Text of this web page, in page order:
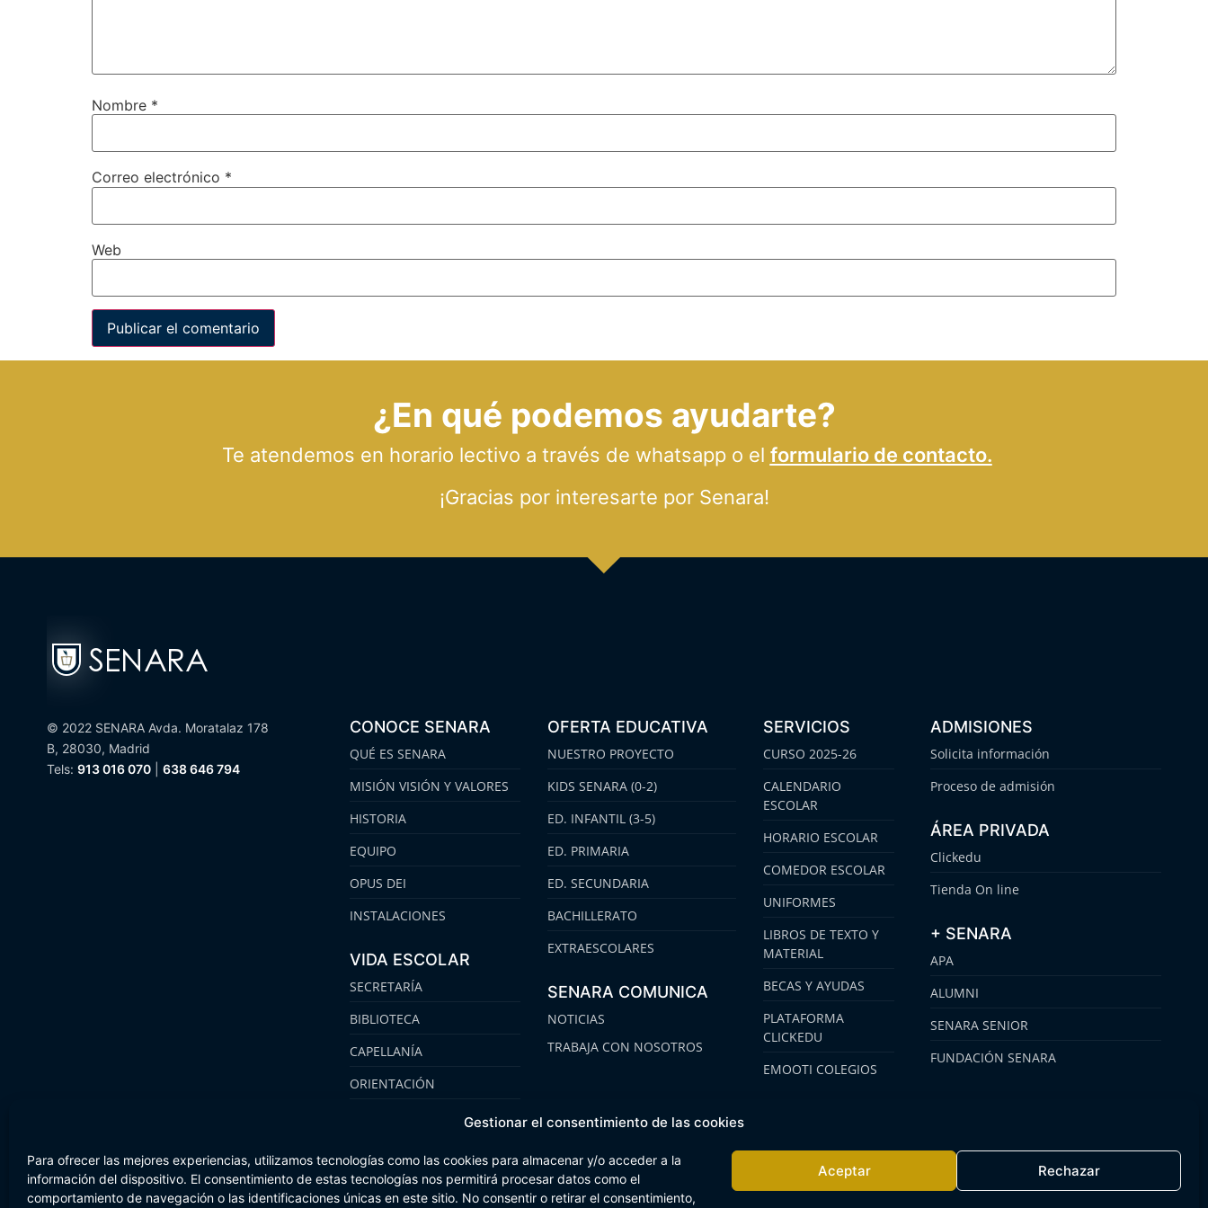
Gestionar el consentimiento de las cookies
Para ofrecer las mejores experiencias, utilizamos tecnologías como las cookies para almacenar y/o acceder a la
información del dispositivo. El consentimiento de estas tecnologías nos permitirá procesar datos como el
comportamiento de navegación o las identificaciones únicas en este sitio. No consentir o retirar el consentimiento,
Aceptar Rechazar
Nombre *
Correo electrónico *
Web
¿En qué podemos ayudarte?
Te atendemos en horario lectivo a través de whatsapp o el formulario de contacto.
¡Gracias por interesarte por Senara!
© 2022 SENARA Avda. Moratalaz 178
B, 28030, Madrid
Tels: 913 016 070 638 646 794
CONOCE SENARA
QUÉ ES SENARA
MISIÓN VISIÓN Y VALORES
HISTORIA
EQUIPO
OPUS DEI
INSTALACIONES
VIDA ESCOLAR
SECRETARÍA
BIBLIOTECA
CAPELLANÍA
ORIENTACIÓN
OFERTA EDUCATIVA
NUESTRO PROYECTO
KIDS SENARA (0-2)
ED. INFANTIL (3-5)
ED. PRIMARIA
ED. SECUNDARIA
BACHILLERATO
EXTRAESCOLARES
SENARA COMUNICA
NOTICIAS
TRABAJA CON NOSOTROS
SERVICIOS
CURSO 2025-26
CALENDARIO
ESCOLAR
HORARIO ESCOLAR
COMEDOR ESCOLAR
UNIFORMES
LIBROS DE TEXTO Y
MATERIAL
BECAS Y AYUDAS
PLATAFORMA
CLICKEDU
EMOOTI COLEGIOS
ADMISIONES
Solicita información
Proceso de admisión
ÁREA PRIVADA
Clickedu
Tienda On line
+ SENARA
APA
ALUMNI
SENARA SENIOR
FUNDACIÓN SENARA
Aviso Legal Política de cookies Canal de Información Interna Buzón Plan Regional